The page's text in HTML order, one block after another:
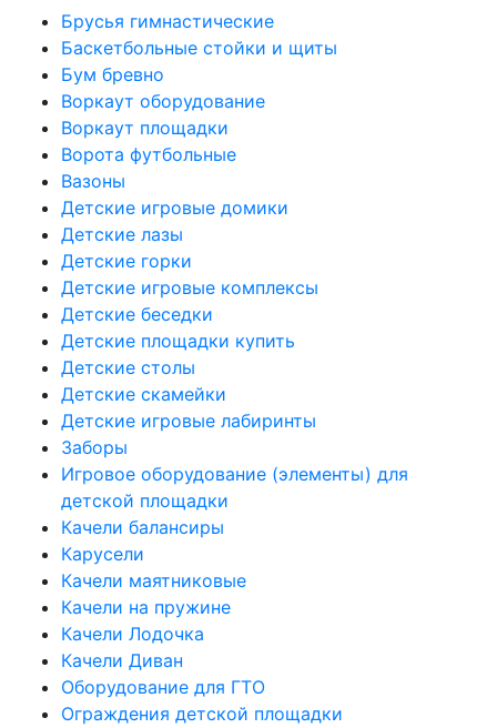
Брусья гимнастические
Баскетбольные стойки и щиты
Бум бревно
Воркаут оборудование
Воркаут площадки
Ворота футбольные
Вазоны
Детские игровые домики
Детские лазы
Детские горки
Детские игровые комплексы
Детские беседки
Детские площадки купить
Детские столы
Детские скамейки
Детские игровые лабиринты
Заборы
Игровое оборудование (элементы) для
детской площадки
Качели балансиры
Карусели
Качели маятниковые
Качели на пружине
Качели Лодочка
Качели Диван
Оборудование для ГТО
Ограждения детской площадки